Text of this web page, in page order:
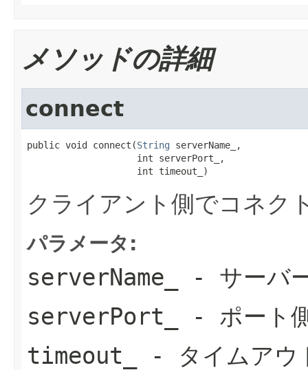
メソッドの詳細
connect
public void connect(String serverName_,
                    int serverPort_,
                    int timeout_)
クライアント側でコネク
パラメータ:
serverName_
- サーバ
serverPort_
- ポート
timeout_
- タイムアウ